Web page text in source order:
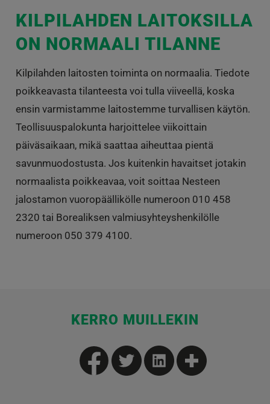
KILPILAHDEN LAITOKSILLA
ON NORMAALI TILANNE
Kilpilahden laitosten toiminta on normaalia. Tiedote
poikkeavasta tilanteesta voi tulla viiveellä, koska
ensin varmistamme laitostemme turvallisen käytön.
Teollisuuspalokunta harjoittelee viikoittain
päiväsaikaan, mikä saattaa aiheuttaa pientä
savunmuodostusta. Jos kuitenkin havaitset jotakin
normaalista poikkeavaa, voit soittaa Nesteen
jalostamon vuoropäällikölle numeroon 010 458
2320 tai Borealiksen valmiusyhteyshenkilölle
numeroon 050 379 4100.
KERRO MUILLEKIN